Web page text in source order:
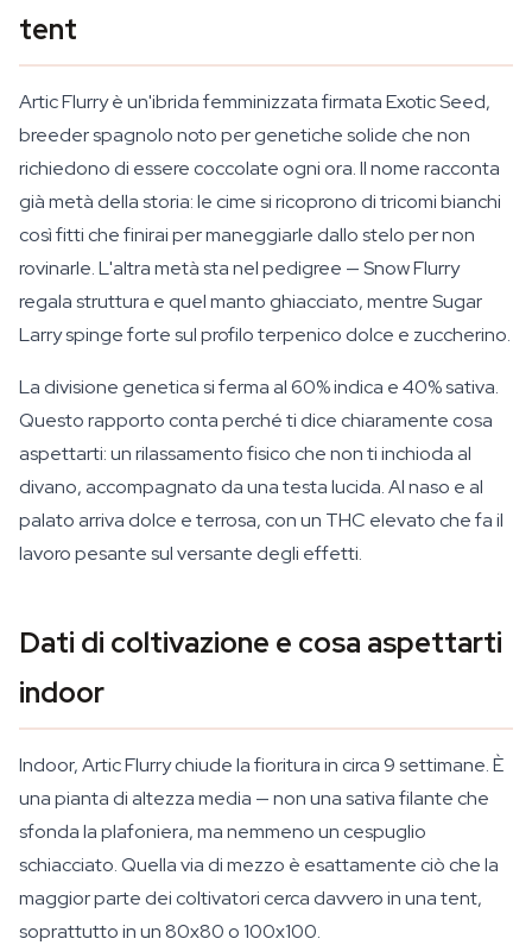
tent
Artic Flurry è un'ibrida femminizzata firmata Exotic Seed,
breeder spagnolo noto per genetiche solide che non
richiedono di essere coccolate ogni ora. Il nome racconta
già metà della storia: le cime si ricoprono di tricomi bianchi
così fitti che finirai per maneggiarle dallo stelo per non
rovinarle. L'altra metà sta nel pedigree — Snow Flurry
regala struttura e quel manto ghiacciato, mentre Sugar
Larry spinge forte sul profilo terpenico dolce e zuccherino.
La divisione genetica si ferma al 60% indica e 40% sativa.
Questo rapporto conta perché ti dice chiaramente cosa
aspettarti: un rilassamento fisico che non ti inchioda al
divano, accompagnato da una testa lucida. Al naso e al
palato arriva dolce e terrosa, con un THC elevato che fa il
lavoro pesante sul versante degli effetti.
Dati di coltivazione e cosa aspettarti
indoor
Indoor, Artic Flurry chiude la fioritura in circa 9 settimane. È
una pianta di altezza media — non una sativa filante che
sfonda la plafoniera, ma nemmeno un cespuglio
schiacciato. Quella via di mezzo è esattamente ciò che la
maggior parte dei coltivatori cerca davvero in una tent,
soprattutto in un 80x80 o 100x100.